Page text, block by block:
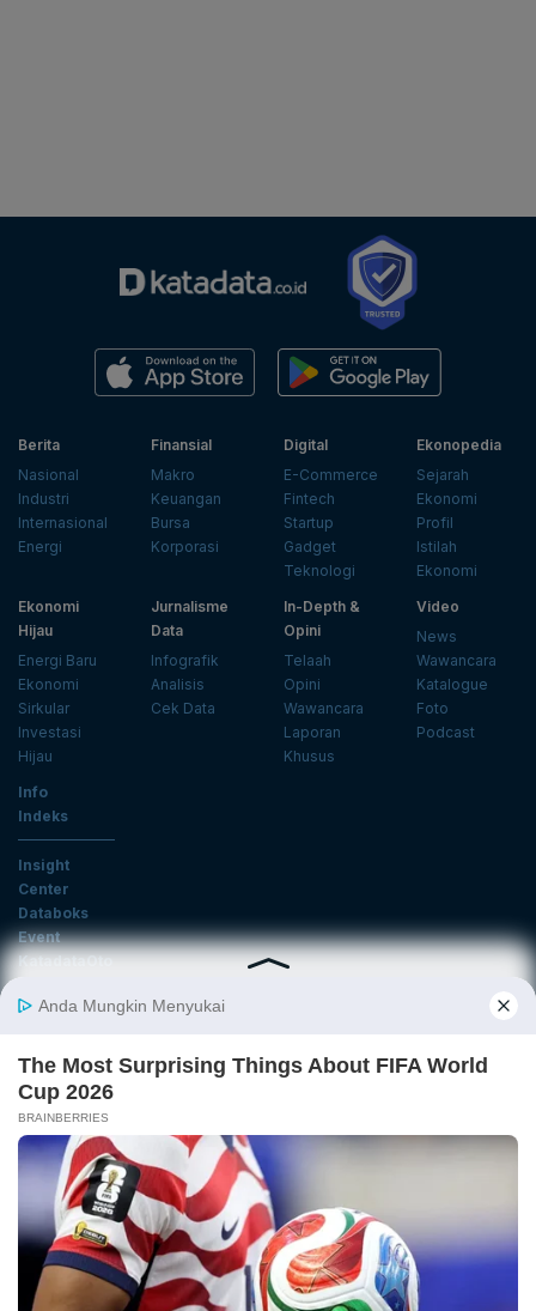
Berita
Nasional
Industri
Internasional
Energi
Finansial
Makro
Keuangan
Bursa
Korporasi
Digital
E-Commerce
Fintech
Startup
Gadget
Teknologi
Ekonopedia
Sejarah
Ekonomi
Profil
Istilah
Ekonomi
Ekonomi
Hijau
Energi Baru
Ekonomi
Sirkular
Investasi
Hijau
Jurnalisme
Data
Infografik
Analisis
Cek Data
In-Depth &
Opini
Telaah
Opini
Wawancara
Laporan
Khusus
Video
News
Wawancara
Katalogue
Foto
Podcast
Info
Indeks
Insight
Center
Databoks
Event
KatadataOto
Email
Daftar
Tentang Katadata Advertising Karier
Pedoman Media Siber
Kebijakan Privasi
Disclaimer
Hubungi Kami
©2026 Katadata. Hak cipta dilindungi Undang-undang.